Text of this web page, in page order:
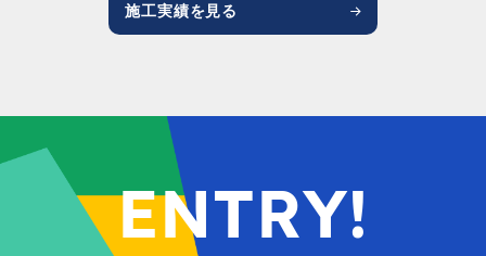
施工実績を見る
ENTRY!